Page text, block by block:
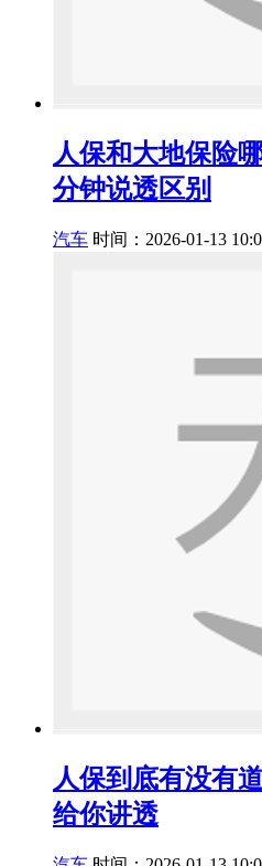
人保和大地保险
分钟说透区别
汽车 时间：2026-01-13
人保到底有没有
给你讲透